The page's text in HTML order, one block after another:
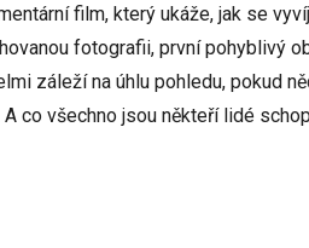
film, který ukáže, jak se
fotografii, první pohyblivý
záleží na úhlu pohledu, pokud
co všechno jsou někteří lidé